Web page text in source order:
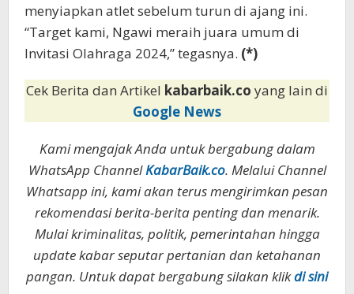
menyiapkan atlet sebelum turun di ajang ini.
“Target kami, Ngawi meraih juara umum di
Invitasi Olahraga 2024,” tegasnya. (*)
Cek Berita dan Artikel kabarbaik.co yang lain di
Google News
Kami mengajak Anda untuk bergabung dalam
WhatsApp ChannelKabarBaik.co. Melalui Channel
Whatsapp ini, kami akan terus mengirimkan pesan
rekomendasi berita-berita penting dan menarik.
Mulai kriminalitas, politik, pemerintahan hingga
update kabar seputar pertanian dan ketahanan
pangan. Untuk dapat bergabung silakan klikdi sini